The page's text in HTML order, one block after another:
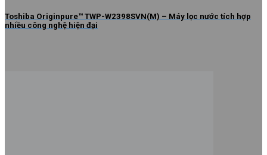
Toshiba Originpure™ TWP-W2398SVN(M) – Máy lọc nước tích hợp
nhiều công nghệ hiện đại